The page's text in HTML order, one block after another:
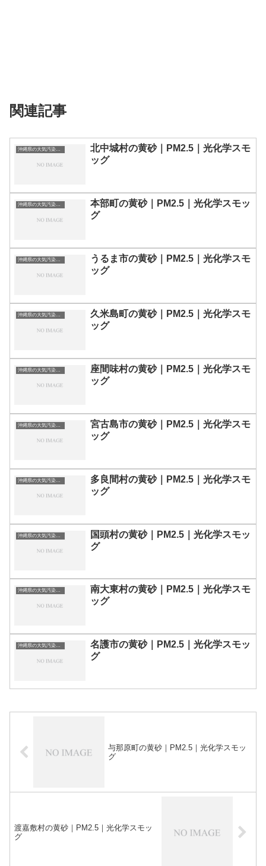
関連記事
沖縄県の大気汚染・PM2.5・黄砂・エアロゾルの数値
北中城村の黄砂｜PM2.5｜光化学スモ
ッグ
沖縄県の大気汚染・PM2.5・黄砂・エアロゾルの数値
本部町の黄砂｜PM2.5｜光化学スモッ
グ
沖縄県の大気汚染・PM2.5・黄砂・エアロゾルの数値
うるま市の黄砂｜PM2.5｜光化学スモ
ッグ
沖縄県の大気汚染・PM2.5・黄砂・エアロゾルの数値
久米島町の黄砂｜PM2.5｜光化学スモ
ッグ
沖縄県の大気汚染・PM2.5・黄砂・エアロゾルの数値
座間味村の黄砂｜PM2.5｜光化学スモ
ッグ
沖縄県の大気汚染・PM2.5・黄砂・エアロゾルの数値
宮古島市の黄砂｜PM2.5｜光化学スモ
ッグ
沖縄県の大気汚染・PM2.5・黄砂・エアロゾルの数値
多良間村の黄砂｜PM2.5｜光化学スモ
ッグ
沖縄県の大気汚染・PM2.5・黄砂・エアロゾルの数値
国頭村の黄砂｜PM2.5｜光化学スモッ
グ
沖縄県の大気汚染・PM2.5・黄砂・エアロゾルの数値
南大東村の黄砂｜PM2.5｜光化学スモ
ッグ
沖縄県の大気汚染・PM2.5・黄砂・エアロゾルの数値
名護市の黄砂｜PM2.5｜光化学スモッ
グ
与那原町の黄砂｜PM2.5｜光化学スモッ
グ
渡嘉敷村の黄砂｜PM2.5｜光化学スモッ
グ